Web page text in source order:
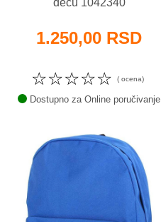
1.250,00 RSD
☆
☆
☆
☆
☆ ( ocena)
Dostupno za Online poručivanje